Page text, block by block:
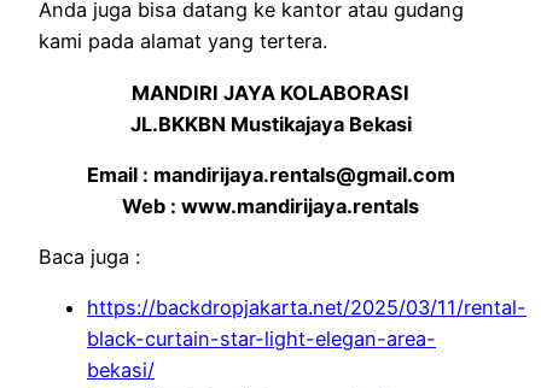
Anda juga bisa datang ke kantor atau gudang
kami pada alamat yang tertera.
MANDIRI JAYA KOLABORASI
JL.BKKBN Mustikajaya Bekasi
Email : mandirijaya.rentals@gmail.com
Web : www.mandirijaya.rentals
Baca juga :
https://backdropjakarta.net/2025/03/11/rental-
black-curtain-star-light-elegan-area-
bekasi/